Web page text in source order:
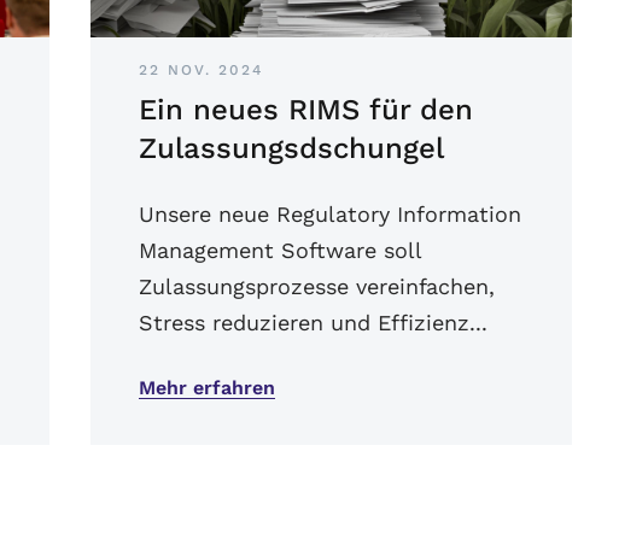
22 NOV. 2024
Ein neues RIMS für den
Zulassungsdschungel
Unsere neue Regulatory Information
Management Software soll
Zulassungsprozesse vereinfachen,
Stress reduzieren und Effizienz...
Mehr erfahren